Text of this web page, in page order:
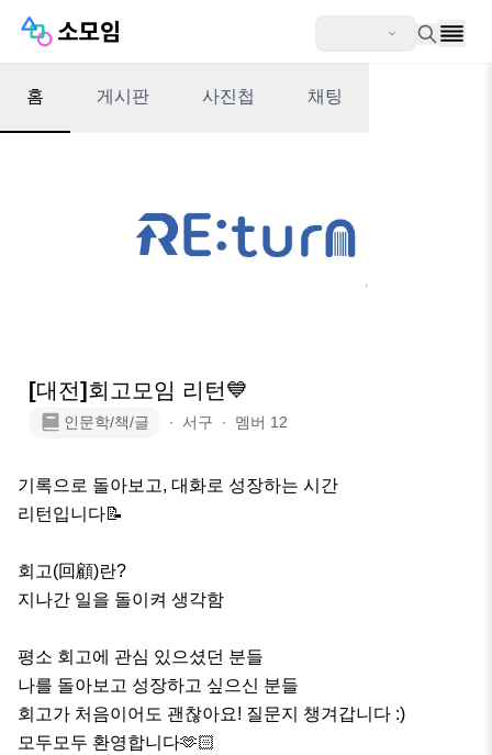
홈 게시판 사진첩 채팅
[대전]회고모임 리턴💙
인문학/책/글 ∙ 서구 ∙ 멤버 12
기록으로 돌아보고, 대화로 성장하는 시간
리턴입니다📝
회고(回顧)란?
지나간 일을 돌이켜 생각함
평소 회고에 관심 있으셨던 분들
나를 돌아보고 성장하고 싶으신 분들
회고가 처음이어도 괜찮아요! 질문지 챙겨갑니다 :)
모두모두 환영합니다🫶🏻